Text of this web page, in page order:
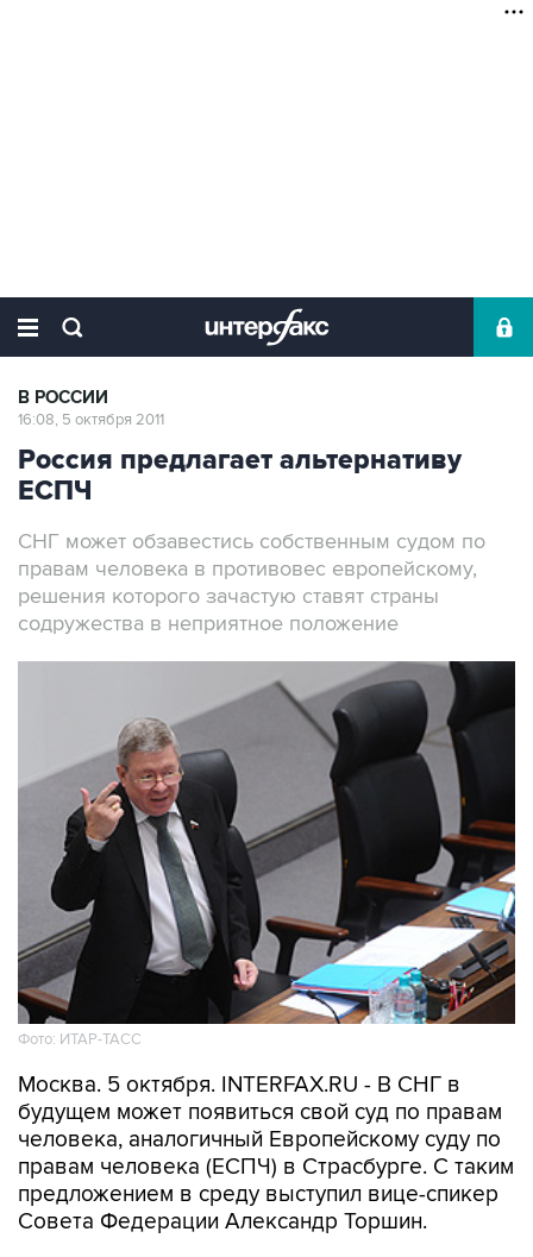
В РОССИИ
16:08, 5 октября 2011
Россия предлагает альтернативу
ЕСПЧ
СНГ может обзавестись собственным судом по
правам человека в противовес европейскому,
решения которого зачастую ставят страны
содружества в неприятное положение
Фото: ИТАР-ТАСС
Москва. 5 октября. INTERFAX.RU - В СНГ в
будущем может появиться свой суд по правам
человека, аналогичный Европейскому суду по
правам человека (ЕСПЧ) в Страсбурге. С таким
предложением в среду выступил вице-спикер
Совета Федерации Александр Торшин.